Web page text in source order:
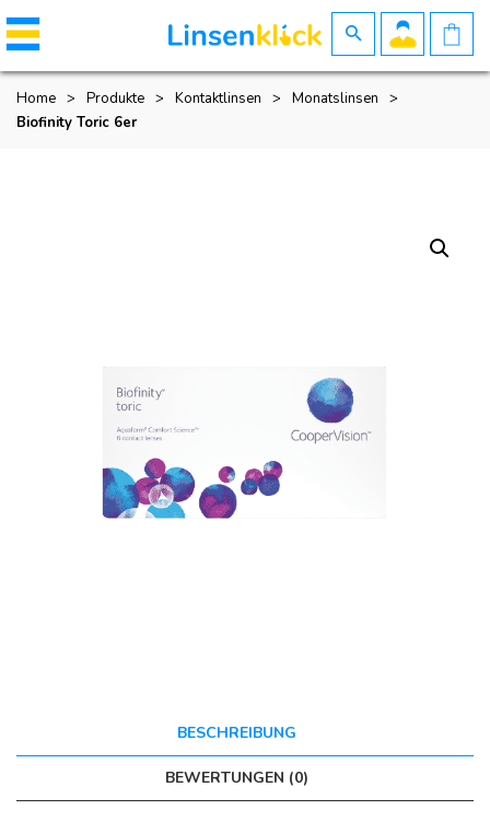
Home > Produkte > Kontaktlinsen > Monatslinsen
>
Biofinity Toric 6er
BESCHREIBUNG
BEWERTUNGEN (0)